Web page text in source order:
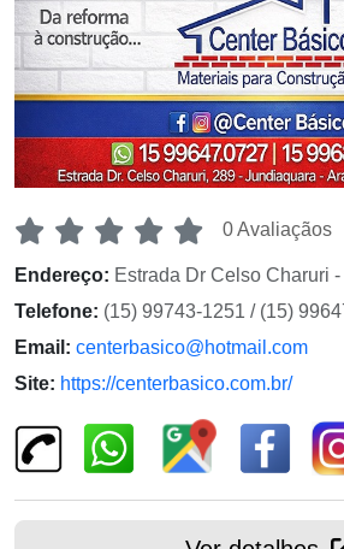
0 Avaliaçãos
Endereço: Estrada Dr Celso Charuri
Telefone: (15) 99743-1251 / (15)
Email: centerbasico@hotmail.com
Site: https://centerbasico.com.br/